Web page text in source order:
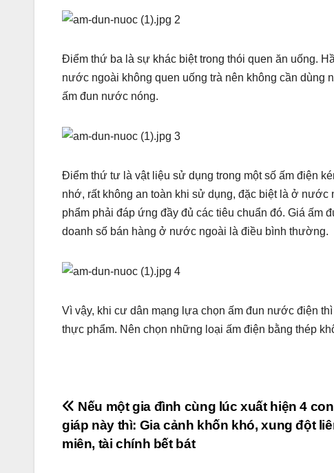
Điểm thứ ba là sự khác biệt trong thói quen ăn uống.
nước ngoài không quen uống trà nên không cần dùng
ấm đun nước nóng.
Điểm thứ tư là vật liệu sử dụng trong một số ấm điện
nhớ, rất không an toàn khi sử dụng, đặc biệt là ở nước
phẩm phải đáp ứng đầy đủ các tiêu chuẩn đó. Giá ấm
doanh số bán hàng ở nước ngoài là điều bình thường.
Vì vậy, khi cư dân mạng lựa chọn ấm đun nước điện
thực phẩm. Nên chọn những loại ấm điện bằng thép
Post
navigation
Nếu một gia đình cùng lúc xuất hiện 4 con
giáp này thì: Gia cảnh khốn khó, xung đột
miên, tài chính bết bát